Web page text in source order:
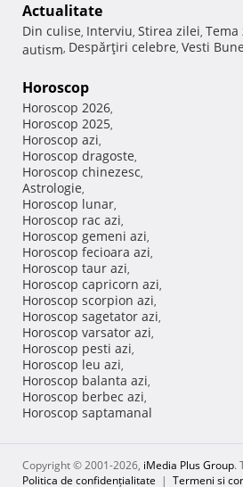
Actualitate
Din culise, Interviu, Stirea zilei, Tema
autism, Despărţiri celebre, Vesti Bune
Horoscop
Horoscop 2026,
Horoscop 2025,
Horoscop azi,
Horoscop dragoste,
Horoscop chinezesc,
Astrologie,
Horoscop lunar,
Horoscop rac azi,
Horoscop gemeni azi,
Horoscop fecioara azi,
Horoscop taur azi,
Horoscop capricorn azi,
Horoscop scorpion azi,
Horoscop sagetator azi,
Horoscop varsator azi,
Horoscop pesti azi,
Horoscop leu azi,
Horoscop balanta azi,
Horoscop berbec azi,
Horoscop saptamanal
Copyright © 2001-2026, iMedia Plus Group.
Politica de confidențialitate | Termeni si